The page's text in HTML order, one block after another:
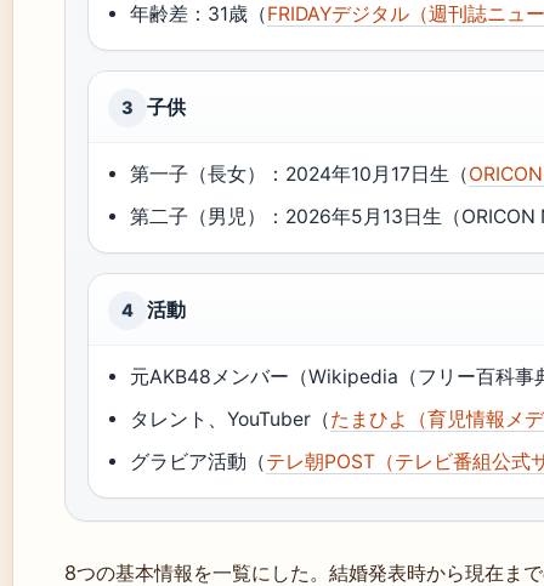
年齢差：31歳（FRIDAYデジタル（週刊誌ニュ
3 子供
第一子（長女）：2024年10月17日生（
第二子（男児）：2026年5月13日生（
4 活動
元AKB48メンバー（Wikipedia（フリー百科事
タレント、YouTuber（たまひよ（育児情報メ
グラビア活動（テレ朝POST（テレビ番組公式
8つの基本情報を一覧にした。結婚発表時から現在ま